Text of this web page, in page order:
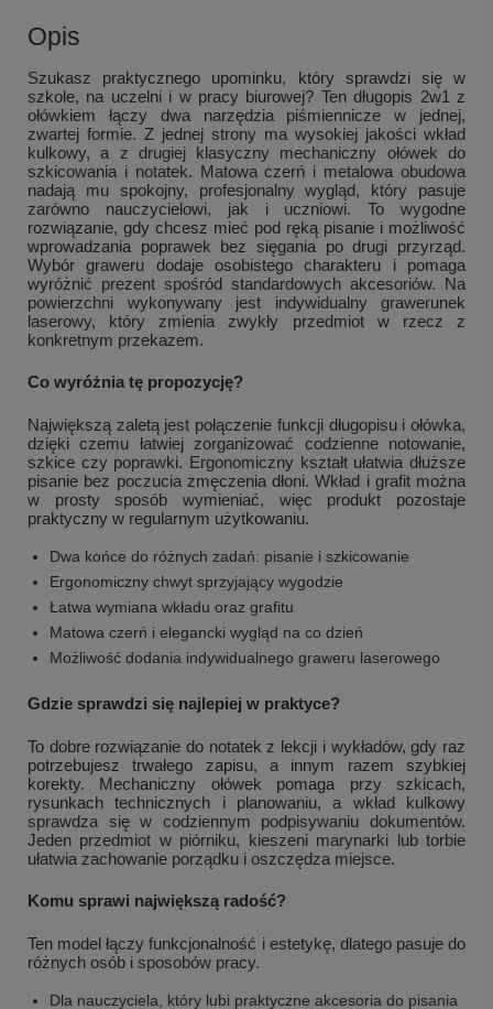
Opis
Szukasz praktycznego upominku, który sprawdzi się w
szkole, na uczelni i w pracy biurowej? Ten długopis 2w1 z
ołówkiem łączy dwa narzędzia piśmiennicze w jednej,
zwartej formie. Z jednej strony ma wysokiej jakości wkład
kulkowy, a z drugiej klasyczny mechaniczny ołówek do
szkicowania i notatek. Matowa czerń i metalowa obudowa
nadają mu spokojny, profesjonalny wygląd, który pasuje
zarówno nauczycielowi, jak i uczniowi. To wygodne
rozwiązanie, gdy chcesz mieć pod ręką pisanie i możliwość
wprowadzania poprawek bez sięgania po drugi przyrząd.
Wybór graweru dodaje osobistego charakteru i pomaga
wyróżnić prezent spośród standardowych akcesoriów. Na
powierzchni wykonywany jest indywidualny grawerunek
laserowy, który zmienia zwykły przedmiot w rzecz z
konkretnym przekazem.
Co wyróżnia tę propozycję?
Największą zaletą jest połączenie funkcji długopisu i ołówka,
dzięki czemu łatwiej zorganizować codzienne notowanie,
szkice czy poprawki. Ergonomiczny kształt ułatwia dłuższe
pisanie bez poczucia zmęczenia dłoni. Wkład i grafit można
w prosty sposób wymieniać, więc produkt pozostaje
praktyczny w regularnym użytkowaniu.
Dwa końce do różnych zadań: pisanie i szkicowanie
Ergonomiczny chwyt sprzyjający wygodzie
Łatwa wymiana wkładu oraz grafitu
Matowa czerń i elegancki wygląd na co dzień
Możliwość dodania indywidualnego graweru laserowego
Gdzie sprawdzi się najlepiej w praktyce?
To dobre rozwiązanie do notatek z lekcji i wykładów, gdy raz
potrzebujesz trwałego zapisu, a innym razem szybkiej
korekty. Mechaniczny ołówek pomaga przy szkicach,
rysunkach technicznych i planowaniu, a wkład kulkowy
sprawdza się w codziennym podpisywaniu dokumentów.
Jeden przedmiot w piórniku, kieszeni marynarki lub torbie
ułatwia zachowanie porządku i oszczędza miejsce.
Komu sprawi największą radość?
Ten model łączy funkcjonalność i estetykę, dlatego pasuje do
różnych osób i sposobów pracy.
Dla nauczyciela, który lubi praktyczne akcesoria do pisania